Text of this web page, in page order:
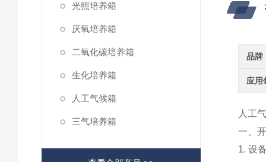
光照培养箱
厌氧培养箱
二氧化碳培养箱
生化培养箱
人工气候箱
三气培养箱
品牌
应用
人工
一、
1. 设